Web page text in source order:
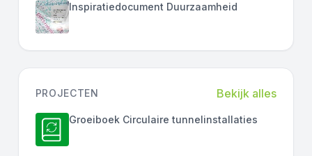
Inspiratiedocument Duurzaamheid
PROJECTEN Bekijk alles
Groeiboek Circulaire tunnelinstallaties